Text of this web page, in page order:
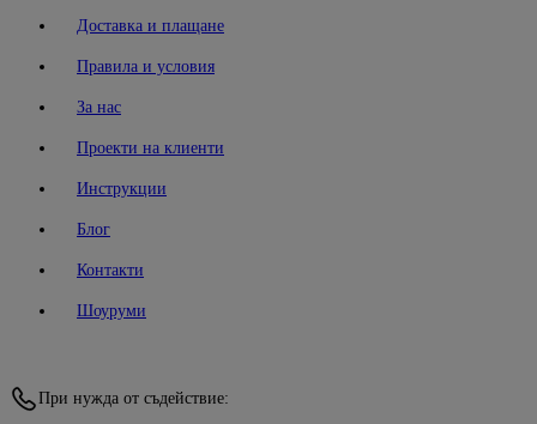
Доставка и плащане
Правила и условия
За нас
Проекти на клиенти
Инструкции
Блог
Контакти
Шоуруми
При нужда от съдействие: